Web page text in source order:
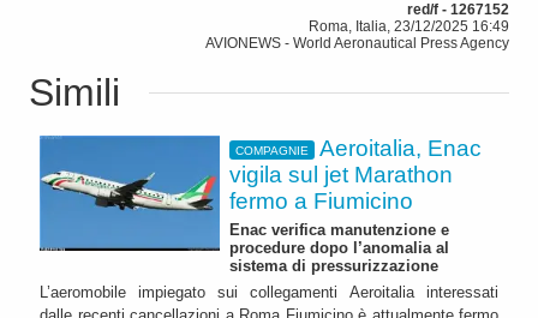
red/f - 1267152
Roma, Italia, 23/12/2025 16:49
AVIONEWS - World Aeronautical Press Agency
Simili
COMPAGNIE
Aeroitalia, Enac
vigila sul jet Marathon
fermo a Fiumicino
Enac verifica manutenzione e
procedure dopo l’anomalia al
sistema di pressurizzazione
L’aeromobile impiegato sui collegamenti Aeroitalia interessati